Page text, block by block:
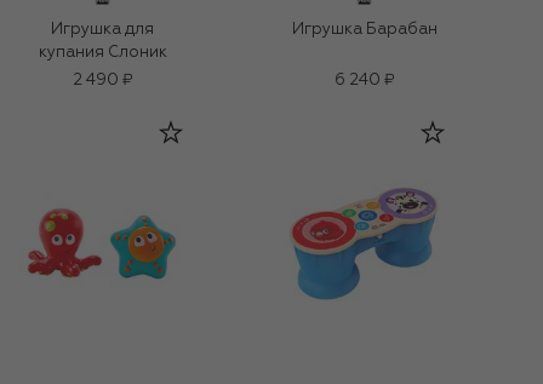
Игрушка для
купания Слоник
2 490 ₽
Игрушка Барабан
6 240 ₽